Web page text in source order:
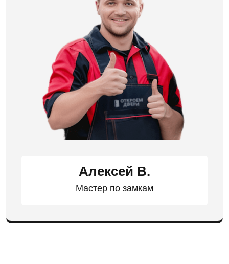
Алексей В.
Мастер по замкам